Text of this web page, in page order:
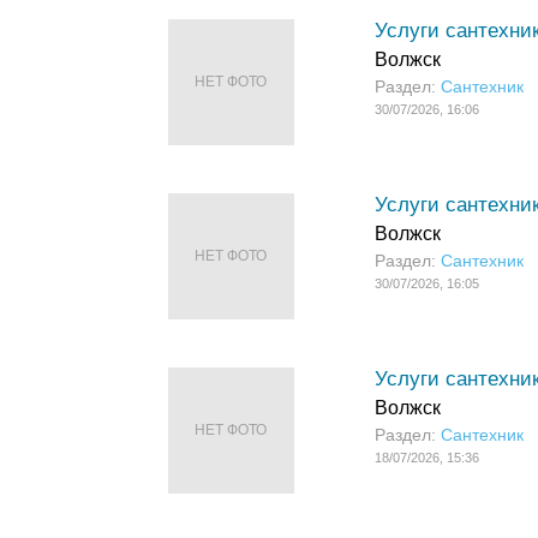
НЕТ ФОТО
Услуги
Волжск
Раздел: Сантехник
30/07/2026, 16:06
НЕТ ФОТО
Услуги
Волжск
Раздел: Сантехник
30/07/2026, 16:05
НЕТ ФОТО
Услуги
Волжск
Раздел: Сантехник
18/07/2026, 15:36